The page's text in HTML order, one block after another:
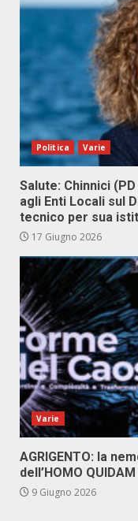
Politica Varie
Salute: Chinnici
agli Enti Locali sul
tecnico per sua
17 Giugno 2026
Varie
AGRIGENTO: la
dell’HOMO QUIDAM
9 Giugno 2026